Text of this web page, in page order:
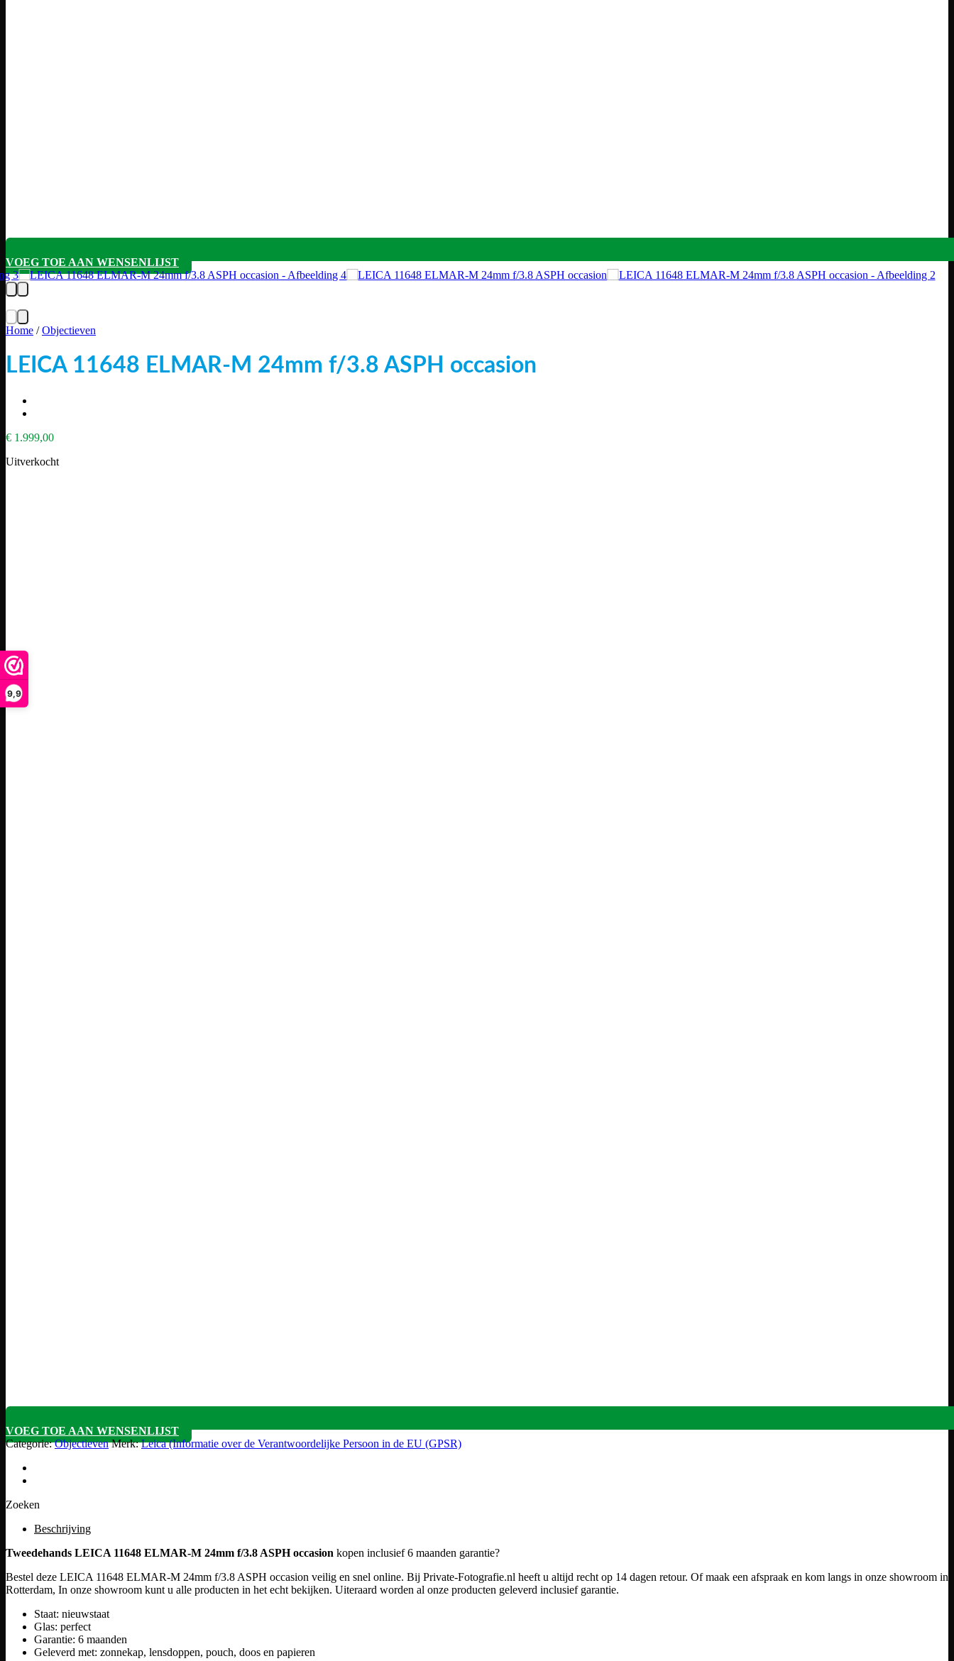
9,9
VOEG TOE AAN WENSENLIJST
Home / Objectieven
LEICA 11648 ELMAR-M 24mm f/3.8 ASPH occasion
€ 1.999,00
Uitverkocht
VOEG TOE AAN WENSENLIJST
Categorie:Objectieven Merk:Leica (Informatie over de Verantwoordelijke Persoon in de EU (GPSR)
Zoeken
Beschrijving
Tweedehands LEICA 11648 ELMAR-M 24mm f/3.8 ASPH occasion kopen inclusief 6 maanden garantie?
Bestel deze LEICA 11648 ELMAR-M 24mm f/3.8 ASPH occasion veilig en snel online. Bij Private-Fotografie.nl heeft u altijd recht op 14 dagen retour. Of maak een afspraak en kom langs in onze showroom in
Rotterdam, In onze showroom kunt u alle producten in het echt bekijken. Uiteraard worden al onze producten geleverd inclusief garantie.
Staat: nieuwstaat
Glas: perfect
Garantie: 6 maanden
Geleverd met: zonnekap, lensdoppen, pouch, doos en papieren